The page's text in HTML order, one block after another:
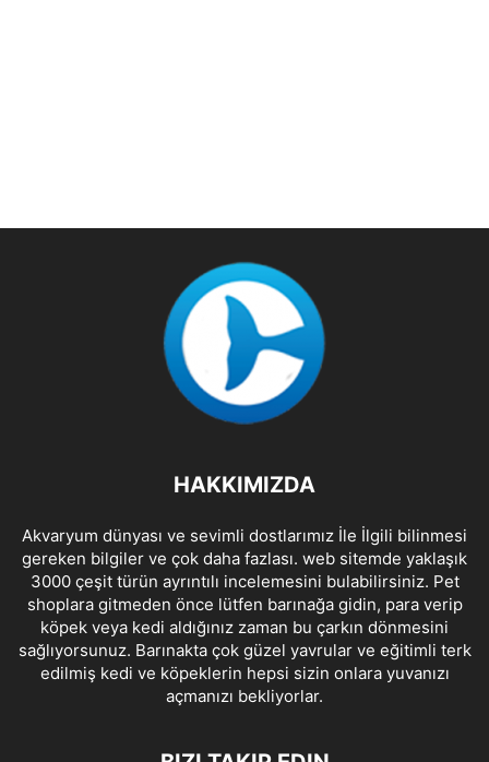
HAKKIMIZDA
Akvaryum dünyası ve sevimli dostlarımız İle İlgili bilinmesi
gereken bilgiler ve çok daha fazlası. web sitemde yaklaşık
3000 çeşit türün ayrıntılı incelemesini bulabilirsiniz. Pet
shoplara gitmeden önce lütfen barınağa gidin, para verip
köpek veya kedi aldığınız zaman bu çarkın dönmesini
sağlıyorsunuz. Barınakta çok güzel yavrular ve eğitimli terk
edilmiş kedi ve köpeklerin hepsi sizin onlara yuvanızı
açmanızı bekliyorlar.